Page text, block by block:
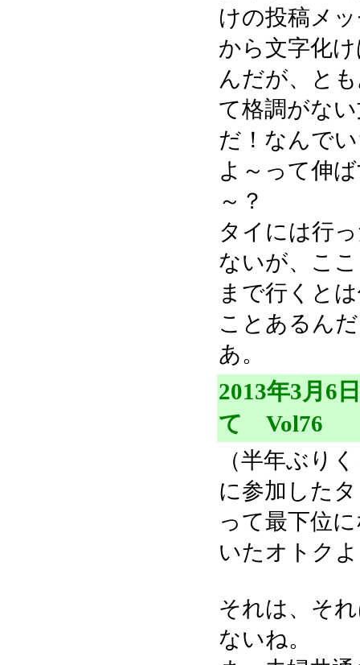
けの投稿メ
から文字化
んだが、と
て格調がな
だ！なんで
よ～って伸
～？
タイには行
ないが、こ
まで行くと
ことあるん
あ。
2013年3月6
て Vol76
（半年ぶり
に参加した
って最下位
いたオトク
それは、そ
ないね。